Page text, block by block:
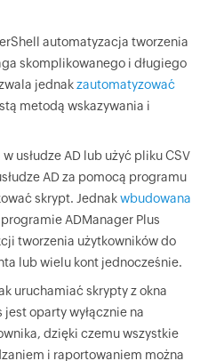
automatyzacja tworzenia
skomplikowanego i długiego
jednakzautomatyzować
metodą wskazywania i
usłudze AD lub użyć pliku CSV
AD za pomocą programu
skrypt. Jednakwbudowana
ADManager Plus
tworzenia użytkowników do
lub wielu kont jednocześnie.
uruchamiać skrypty z okna
jest oparty wyłącznie na
dzięki czemu wszystkie
i raportowaniem można